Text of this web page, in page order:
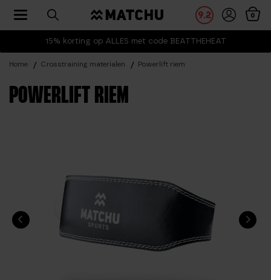
15% korting op ALLES met code BEATTHEHEAT
9.2 0
Toggle navigation
Home Crosstraining materialen Powerlift riem
POWERLIFT RIEM